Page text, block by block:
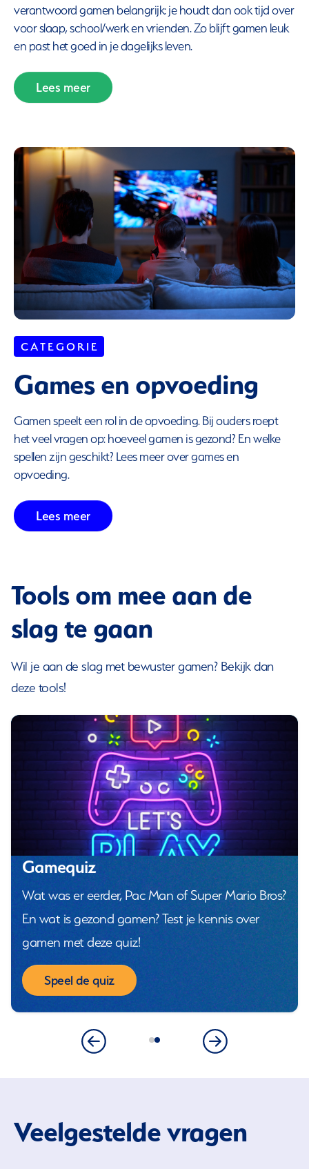
verantwoord gamen belangrijk: je houdt dan ook tijd over
voor slaap, school/werk en vrienden. Zo blijft gamen leuk
en past het goed in je dagelijks leven.
Lees meer
C A T E G O R I E
Games en opvoeding
Gamen speelt een rol in de opvoeding. Bij ouders roept
het veel vragen op: hoeveel gamen is gezond? En welke
spellen zijn geschikt? Lees meer over games en
opvoeding.
Lees meer
Tools om mee aan de
slag te gaan
Wil je aan de slag met bewuster gamen? Bekijk dan
deze tools!
Gamequiz
Wat was er eerder, Pac Man of Super Mario Bros?
En wat is gezond gamen? Test je kennis over
gamen met deze quiz!
Speel de quiz
Veelgestelde vragen